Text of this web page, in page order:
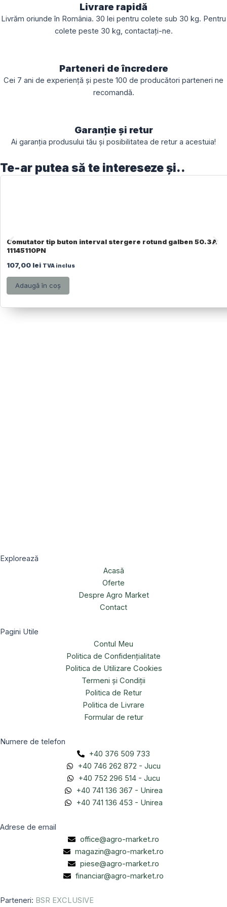
Livrare rapidă
Livrăm oriunde în România. 30 lei pentru colete sub 30 kg. Pentru
colete peste 30 kg, contactați-ne.
Parteneri de încredere
Cei 7 ani de experiență și peste 100 de producători parteneri ne
recomandă.
Garanție și retur
Ai garanția produsului tău și posibilitatea de retur a acestuia!
Te-ar putea să te intereseze și..
Comutator tip buton interval stergere rotund galben 50.3A
11145110PN
107,00 lei TVA inclus
Adaugă în coș
Explorează
Acasă
Oferte
Despre Agro Market
Contact
Pagini Utile
Contul Meu
Politica de Confidențialitate
Politica de Utilizare Cookies
Termeni și Condiții
Politica de Retur
Politica de Livrare
Formular de retur
Numere de telefon
+40 376 509 733
+40 746 262 872 - Jucu
+40 752 296 514 - Jucu
+40 741 136 367 - Unirea
+40 741 136 453 - Unirea
Adrese de email
office@agro-market.ro
magazin@agro-market.ro
piese@agro-market.ro
financiar@agro-market.ro
Parteneri: BSR EXCLUSIVE